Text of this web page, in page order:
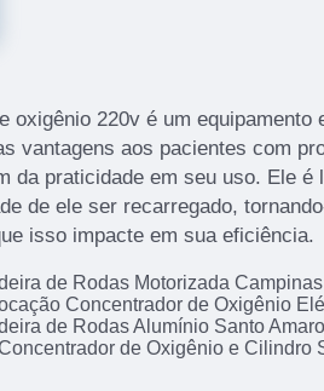
oxigênio 220v é um equipamento
vantagens aos pacientes com
da praticidade em seu uso. Ele é
de ele ser recarregado,
isso impacte em sua eficiência.
de Rodas Motorizada Campinas
Concentrador de Oxigênio
de Rodas Alumínio Santo Amaro
de Oxigênio e Cilindro